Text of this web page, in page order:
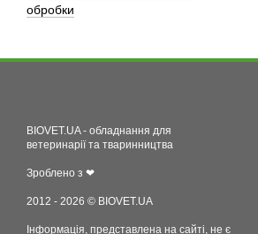
обробки
BIOVET.UA - обладнання для
ветеринарії та тваринництва
Зроблено з ❤
2012 - 2026 © BIOVET.UA
Інформація, представлена на сайті, не є